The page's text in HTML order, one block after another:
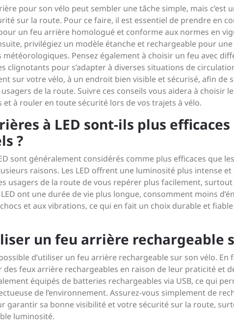
pour son vélo peut sembler une tâche simple, mais c’est
sur la route. Pour ce faire, il est essentiel de prendre en
un feu arrière homologué et conforme aux normes en
privilégiez un modèle étanche et rechargeable pour
Pensez également à choisir un feu avec
clignotants pour s’adapter à diverses situations de
sur votre vélo, à un endroit bien visible et sécurisé, afin de
de la route. Suivre ces conseils vous aidera à choisir
et à rouler en toute sécurité lors de vos trajets à vélo.
à LED sont-ils plus
?
sont généralement considérés comme plus efficaces que
raisons. Les LED offrent une luminosité plus intense
usagers de la route de vous repérer plus facilement,
ont une durée de vie plus longue, consomment moins
et aux vibrations, ce qui en fait un choix durable et
un feu arrière rechargeable
d’utiliser un feu arrière rechargeable sur son vélo. En
feux arrière rechargeables en raison de leur praticité et
équipés de batteries rechargeables via USB, ce qui
de l’environnement. Assurez-vous simplement de
garantir sa bonne visibilité et votre sécurité sur la route,
luminosité.